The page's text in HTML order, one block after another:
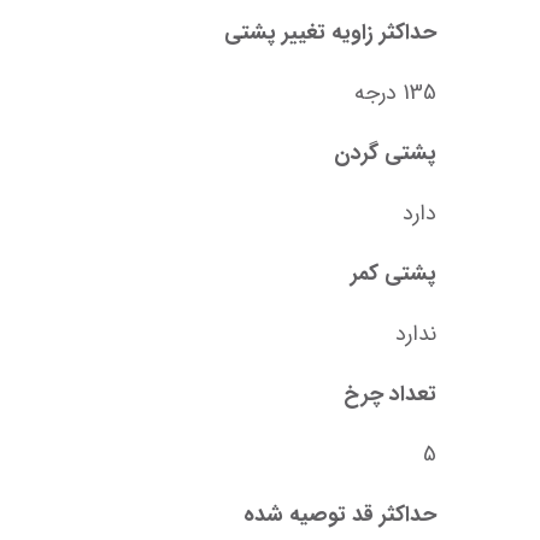
حداکثر زاویه تغییر پشتی
135 درجه
پشتی گردن
دارد
پشتی کمر
ندارد
تعداد چرخ
5
حداکثر قد توصیه شده